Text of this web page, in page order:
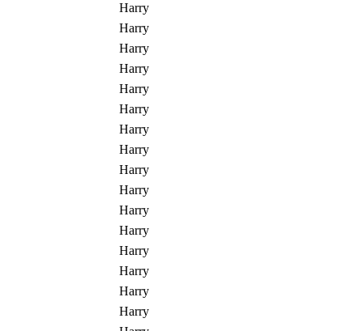
Harry
Harry
Harry
Harry
Harry
Harry
Harry
Harry
Harry
Harry
Harry
Harry
Harry
Harry
Harry
Harry